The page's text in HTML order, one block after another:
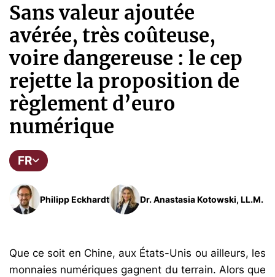
Sans valeur ajoutée
avérée, très coûteuse,
voire dangereuse : le cep
rejette la proposition de
règlement d’euro
numérique
FR
Philipp Eckhardt Dr. Anastasia Kotowski, LL.M.
Que ce soit en Chine, aux États-Unis ou ailleurs, les
monnaies numériques gagnent du terrain. Alors que